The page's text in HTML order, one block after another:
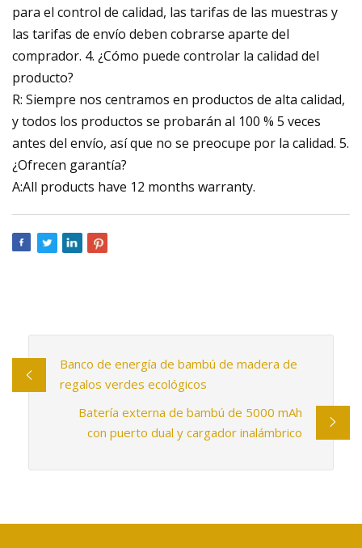
para el control de calidad, las tarifas de las muestras y
las tarifas de envío deben cobrarse aparte del
comprador. 4. ¿Cómo puede controlar la calidad del
producto?
R: Siempre nos centramos en productos de alta calidad,
y todos los productos se probarán al 100 % 5 veces
antes del envío, así que no se preocupe por la calidad. 5.
¿Ofrecen garantía?
A:All products have 12 months warranty.
Banco de energía de bambú de madera de
regalos verdes ecológicos
Batería externa de bambú de 5000 mAh
con puerto dual y cargador inalámbrico